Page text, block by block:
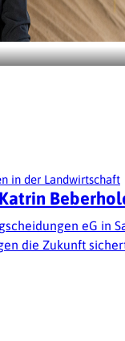
in der Landwirtschaft
eG in
die Zukunft